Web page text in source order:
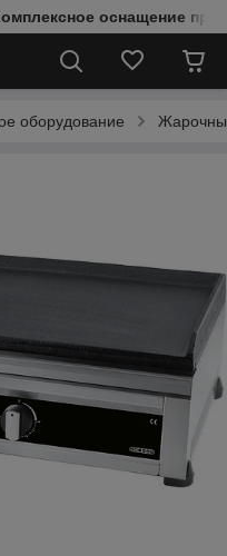
оснащение
оборудование